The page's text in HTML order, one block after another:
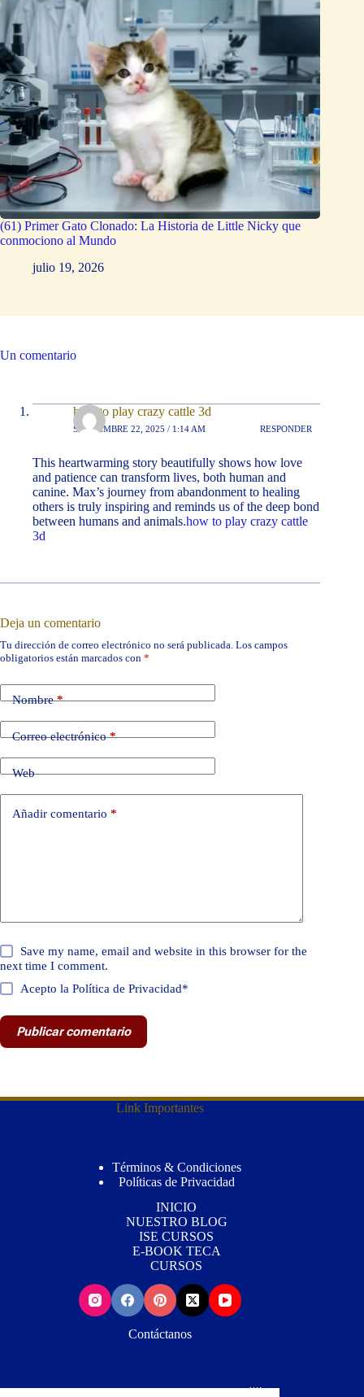
(61) Primer Gato Clonado: La Historia de Little Nicky que
conmociono al Mundo
julio 19, 2026
Un comentario
how to play crazy cattle 3d
SEPTIEMBRE 22, 2025 / 1:14 AM RESPONDER
This heartwarming story beautifully shows how love
and patience can transform lives, both human and
canine. Max’s journey from abandonment to healing
others is truly inspiring and reminds us of the deep bond
between humans and animals.how to play crazy cattle
3d
Deja un comentario
Tu dirección de correo electrónico no será publicada. Los campos
obligatorios están marcados con *
Nombre*
Correo electrónico*
Web
Añadir comentario *
Save my name, email and website in this browser for the
next time I comment.
Acepto la Política de Privacidad*
Publicar comentario
Link Importantes
Términos & Condiciones
Políticas de Privacidad
INICIO
NUESTRO BLOG
ISE CURSOS
E-BOOK TECA
CURSOS
Contáctanos